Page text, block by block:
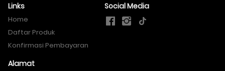
Links
Home
Daftar Produk
Konfirmasi Pembayaran
Social Media
Alamat